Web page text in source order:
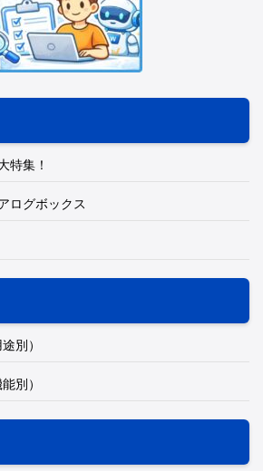
特集！
ログボックス
別）
別）